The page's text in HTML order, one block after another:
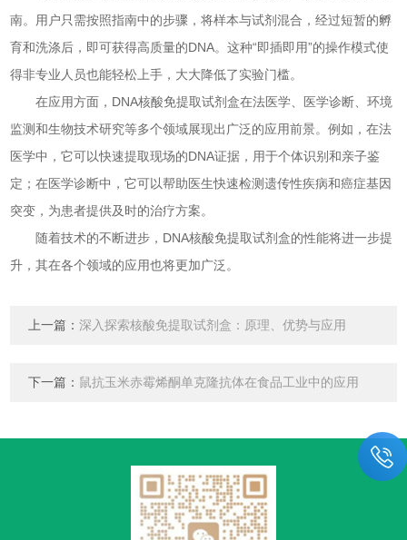
南。用户只需按照指南中的步骤，将样本与试剂混合，经过短暂的孵
育和洗涤后，即可获得高质量的DNA。这种“即插即用”的操作模式使
得非专业人员也能轻松上手，大大降低了实验门槛。
在应用方面，DNA核酸免提取试剂盒在法医学、医学诊断、环境
监测和生物技术研究等多个领域展现出广泛的应用前景。例如，在法
医学中，它可以快速提取现场的DNA证据，用于个体识别和亲子鉴
定；在医学诊断中，它可以帮助医生快速检测遗传性疾病和癌症基因
突变，为患者提供及时的治疗方案。
随着技术的不断进步，DNA核酸免提取试剂盒的性能将进一步提
升，其在各个领域的应用也将更加广泛。
上一篇：深入探索核酸免提取试剂盒：原理、优势与应用
下一篇： 鼠抗玉米赤霉烯酮单克隆抗体在食品工业中的应用